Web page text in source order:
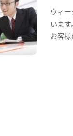
ウィ
います。
お客様